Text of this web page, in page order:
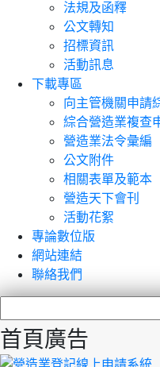
法規及函釋
公文轉知
招標資訊
活動訊息
下載專區
向主管機關申請
綜合營造業複查
營造業法令彙編
公文附件
相關表單及範本
營造天下會刊
活動花絮
專論數位版
網站連結
聯絡我們
首頁廣告